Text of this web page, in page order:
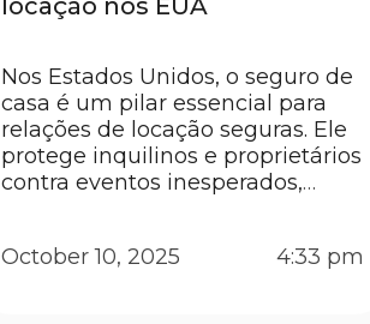
locação nos EUA
Nos Estados Unidos, o seguro de
casa é um pilar essencial para
relações de locação seguras. Ele
protege inquilinos e proprietários
contra eventos inesperados,
financeira para ambas as partes.
October 10, 2025 4:33 pm